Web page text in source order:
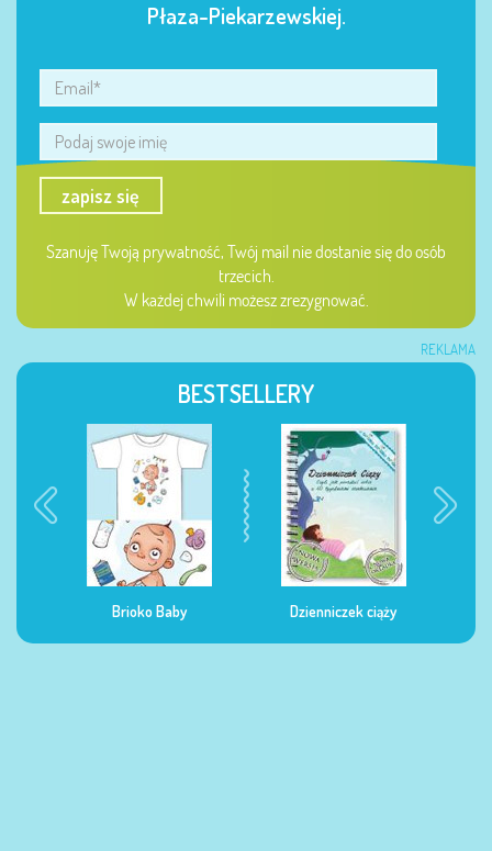
Płaza-Piekarzewskiej.
zapisz się
Szanuję Twoją prywatność, Twój mail nie dostanie się do osób
trzecich.
W każdej chwili możesz zrezygnować.
REKLAMA
BESTSELLERY
Dzienniczek ciąży Dzienniczek żywienia